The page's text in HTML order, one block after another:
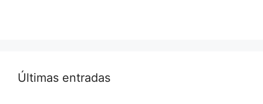
Últimas entradas